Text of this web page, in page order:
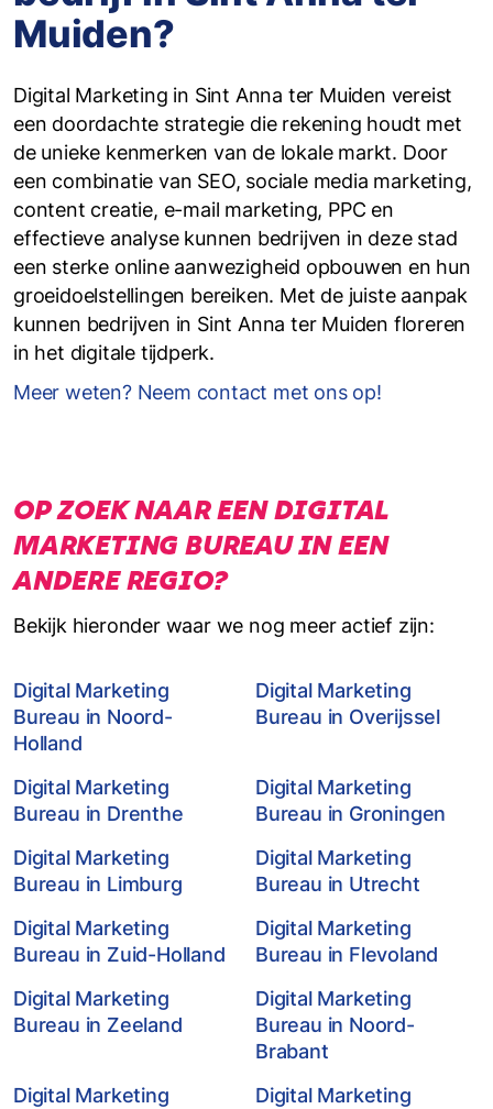
Muiden?
Digital Marketing in Sint Anna ter Muiden vereist
een doordachte strategie die rekening houdt met
de unieke kenmerken van de lokale markt. Door
een combinatie van SEO, sociale media marketing,
content creatie, e-mail marketing, PPC en
effectieve analyse kunnen bedrijven in deze stad
een sterke online aanwezigheid opbouwen en hun
groeidoelstellingen bereiken. Met de juiste aanpak
kunnen bedrijven in Sint Anna ter Muiden floreren
in het digitale tijdperk.
Meer weten? Neem contact met ons op!
OP ZOEK NAAR EEN DIGITAL
MARKETING BUREAU IN EEN
ANDERE REGIO?
Bekijk hieronder waar we nog meer actief zijn:
Digital Marketing
Bureau in Noord-
Holland
Digital Marketing
Bureau in Overijssel
Digital Marketing
Bureau in Drenthe
Digital Marketing
Bureau in Groningen
Digital Marketing
Bureau in Limburg
Digital Marketing
Bureau in Utrecht
Digital Marketing
Bureau in Zuid-Holland
Digital Marketing
Bureau in Flevoland
Digital Marketing
Bureau in Zeeland
Digital Marketing
Bureau in Noord-
Brabant
Digital Marketing
Digital Marketing